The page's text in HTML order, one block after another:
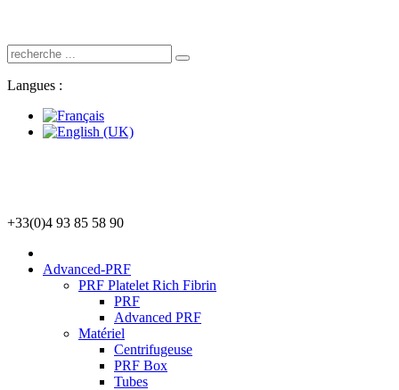
Langues :
+33(0)4 93 85 58 90
Advanced-PRF
PRF Platelet Rich Fibrin
PRF
Advanced PRF
Matériel
Centrifugeuse
PRF Box
Tubes